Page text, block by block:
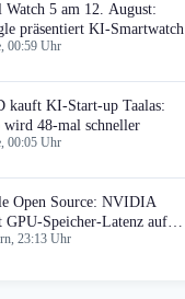
Watch 5 am 12. August:
präsentiert KI-Smartwatch
00:59 Uhr
kauft KI-Start-up Taalas:
wird 48-mal schneller
00:05 Uhr
Open Source: NVIDIA
GPU-Speicher-Latenz auf
23:13 Uhr